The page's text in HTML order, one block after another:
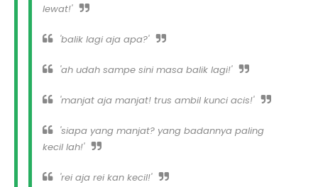
lewat!'
'balik lagi aja apa?'
'ah udah sampe sini masa balik lagi!'
'manjat aja manjat! trus ambil kunci acis!'
'siapa yang manjat? yang badannya paling
kecil lah!'
'rei aja rei kan kecil!'